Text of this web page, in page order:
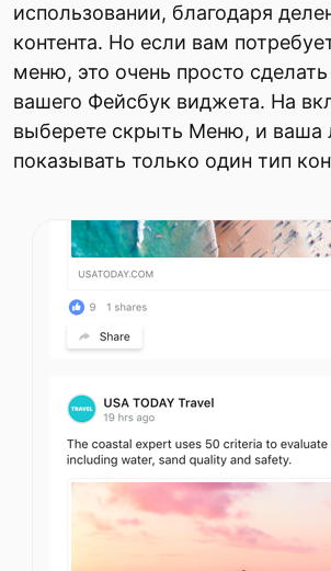
использовании, благодаря
контента. Но если вам
меню, это очень просто
вашего Фейсбук виджета. На
выберете скрыть Меню, и ваша
показывать только один тип